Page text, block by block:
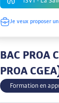
Je veux proposer
BAC
PROA
Formation en